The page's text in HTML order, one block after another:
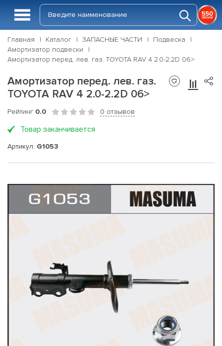
Главная Каталог ЗАПАСНЫЕ ЧАСТИ
Подвеска
Амортизатор подвески
Амортизатор перед. лев. газ. TOYOTA RAV 4 2.0-2.2D 06>
Амортизатор перед. лев. газ.
TOYOTA RAV 4 2.0-2.2D 06>
Рейтинг 0.0 0 отзывов
Товар заканчивается
Артикул: G1053